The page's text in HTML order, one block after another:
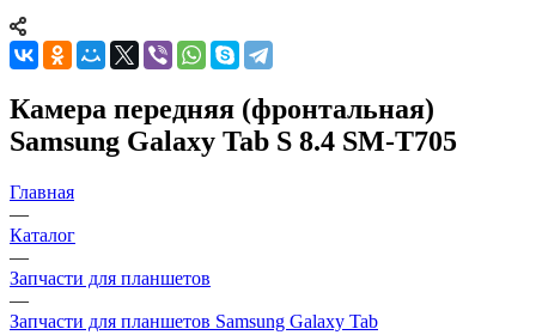
Камера передняя (фронтальная)
Samsung Galaxy Tab S 8.4 SM-T705
Главная
—
Каталог
Запчасти для планшетов
Запчасти для планшетов Samsung Galaxy Tab
Камеры для планшетов Samsung Galaxy Tab
Камера передняя (фронтальная) Samsung Galaxy Tab S 8.4
SM-T705